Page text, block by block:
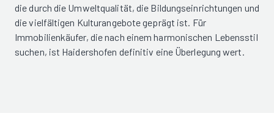
die durch die Umweltqualität, die Bildungseinrichtungen und
die vielfältigen Kulturangebote geprägt ist. Für
Immobilienkäufer, die nach einem harmonischen Lebensstil
suchen, ist Haidershofen definitiv eine Überlegung wert.